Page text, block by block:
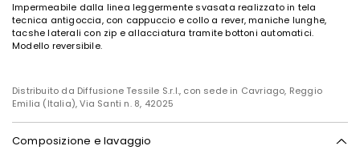
Impermeabile dalla linea leggermente svasata realizzato in tela
tecnica antigoccia, con cappuccio e collo a rever, maniche lunghe,
tacshe laterali con zip e allacciatura tramite bottoni automatici.
Modello reversibile.
Distribuito da Diffusione Tessile S.r.l., con sede in Cavriago, Reggio
Emilia (Italia), Via Santi n. 8, 42025
Composizione e lavaggio